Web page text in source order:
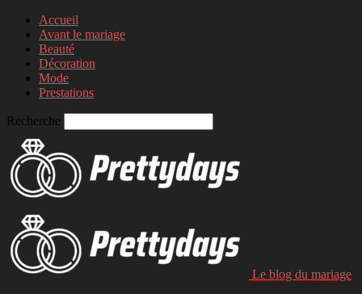
Accueil
Avant le mariage
Beauté
Décoration
Mode
Prestations
Recherche
Le blog du mariage